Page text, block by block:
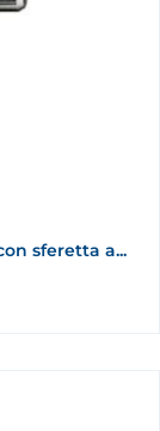
sferetta a...